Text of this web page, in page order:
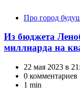
КатегорииПро город
Из бюджета
миллиарда на
22 мая 2023 в
0 комментариев
1 min